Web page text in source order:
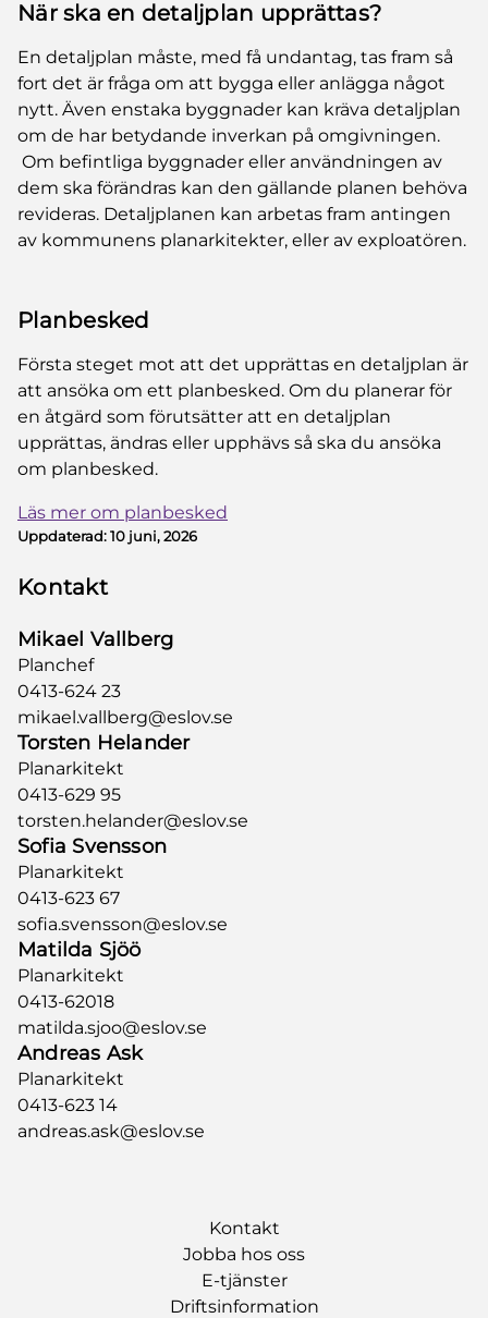
När ska en detaljplan upprättas?
En detaljplan måste, med få undantag, tas fram så
fort det är fråga om att bygga eller anlägga något
nytt. Även enstaka byggnader kan kräva detaljplan
om de har betydande inverkan på omgivningen.
Om befintliga byggnader eller användningen av
dem ska förändras kan den gällande planen behöva
revideras. Detaljplanen kan arbetas fram antingen
av kommunens planarkitekter, eller av exploatören.
Planbesked
Första steget mot att det upprättas en detaljplan är
att ansöka om ett planbesked. Om du planerar för
en åtgärd som förutsätter att en detaljplan
upprättas, ändras eller upphävs så ska du ansöka
om planbesked.
Läs mer om planbesked
Uppdaterad:10 juni, 2026
Kontakt
Mikael Vallberg
Planchef
0413-624 23
mikael.vallberg@eslov.se
Torsten Helander
Planarkitekt
0413-629 95
torsten.helander@eslov.se
Sofia Svensson
Planarkitekt
0413-623 67
sofia.svensson@eslov.se
Matilda Sjöö
Planarkitekt
0413-62018
matilda.sjoo@eslov.se
Andreas Ask
Planarkitekt
0413-623 14
andreas.ask@eslov.se
Kontakt
Jobba hos oss
E-tjänster
Driftsinformation